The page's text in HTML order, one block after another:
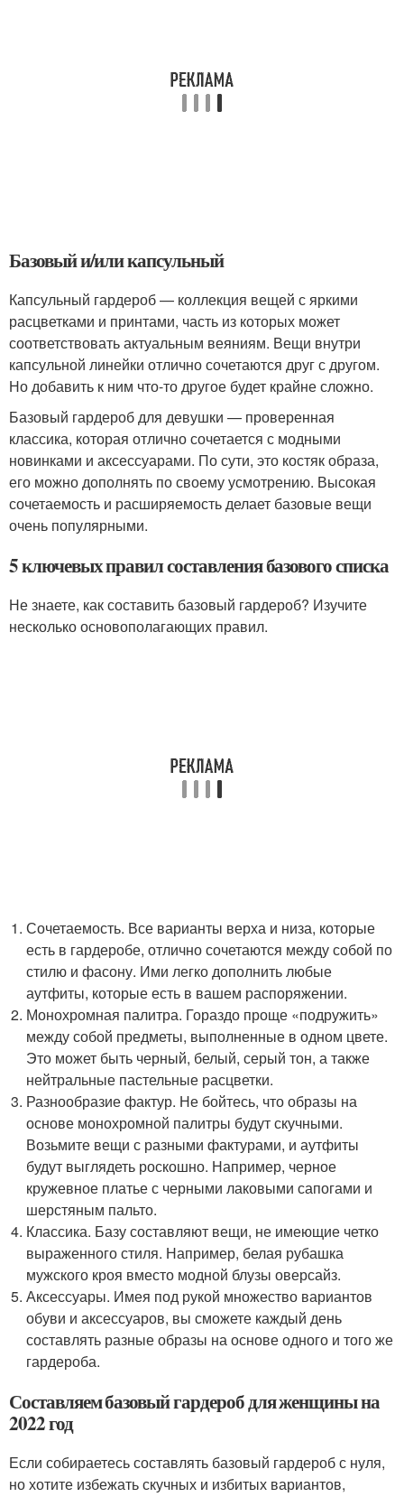
Базовый и/или капсульный
Капсульный гардероб — коллекция вещей с яркими
расцветками и принтами, часть из которых может
соответствовать актуальным веяниям. Вещи внутри
капсульной линейки отлично сочетаются друг с другом.
Но добавить к ним что-то другое будет крайне сложно.
Базовый гардероб для девушки — проверенная
классика, которая отлично сочетается с модными
новинками и аксессуарами. По сути, это костяк образа,
его можно дополнять по своему усмотрению. Высокая
сочетаемость и расширяемость делает базовые вещи
очень популярными.
5 ключевых правил составления базового списка
Не знаете, как составить базовый гардероб? Изучите
несколько основополагающих правил.
Сочетаемость. Все варианты верха и низа, которые
есть в гардеробе, отлично сочетаются между собой по
стилю и фасону. Ими легко дополнить любые
аутфиты, которые есть в вашем распоряжении.
Монохромная палитра. Гораздо проще «подружить»
между собой предметы, выполненные в одном цвете.
Это может быть черный, белый, серый тон, а также
нейтральные пастельные расцветки.
Разнообразие фактур. Не бойтесь, что образы на
основе монохромной палитры будут скучными.
Возьмите вещи с разными фактурами, и аутфиты
будут выглядеть роскошно. Например, черное
кружевное платье с черными лаковыми сапогами и
шерстяным пальто.
Классика. Базу составляют вещи, не имеющие четко
выраженного стиля. Например, белая рубашка
мужского кроя вместо модной блузы оверсайз.
Аксессуары. Имея под рукой множество вариантов
обуви и аксессуаров, вы сможете каждый день
составлять разные образы на основе одного и того же
гардероба.
Составляем базовый гардероб для женщины на
2022 год
Если собираетесь составлять базовый гардероб с нуля,
но хотите избежать скучных и избитых вариантов,